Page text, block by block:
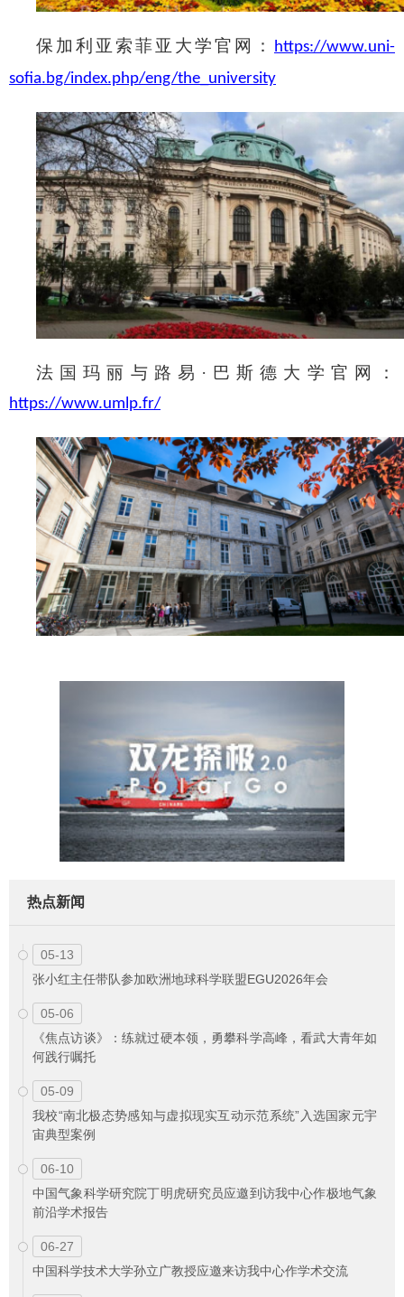
保加利亚索菲亚大学官网 ：
https://www.uni-
sofia.bg/index.php/eng/the_university
法国玛丽与路易 ·巴斯德大学 官网：
https://www.umlp.fr/
热点新闻
05-13
张小红主任带队参加欧洲地球科学联盟EGU2026年会
05-06
《焦点访谈》：练就过硬本领，勇攀科学高峰，看武大青年如
何践行嘱托
05-09
我校“南北极态势感知与虚拟现实互动示范系统”入选国家元宇
宙典型案例
06-10
中国气象科学研究院丁明虎研究员应邀到访我中心作极地气象
前沿学术报告
06-27
中国科学技术大学孙立广教授应邀来访我中心作学术交流